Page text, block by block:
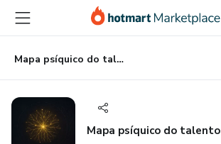
para
conteúdo
principal
para
pagamento
para
rodapé
Mapa psíquico do talento
Mapa psíquico do talento